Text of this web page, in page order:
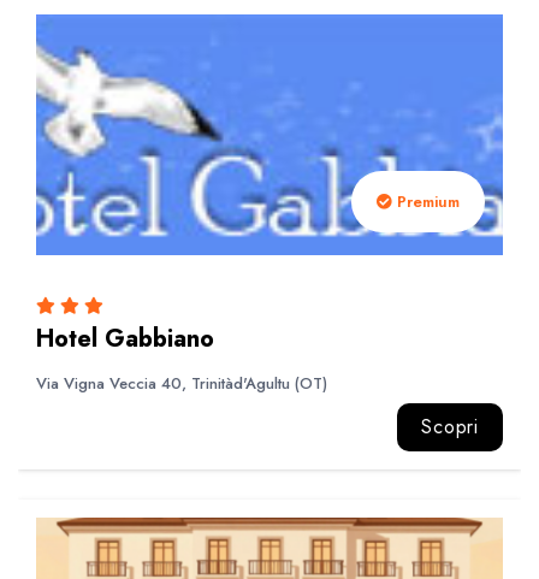
Premium
Hotel Gabbiano
Via Vigna Veccia 40, Trinitàd'Agultu (OT)
Scopri